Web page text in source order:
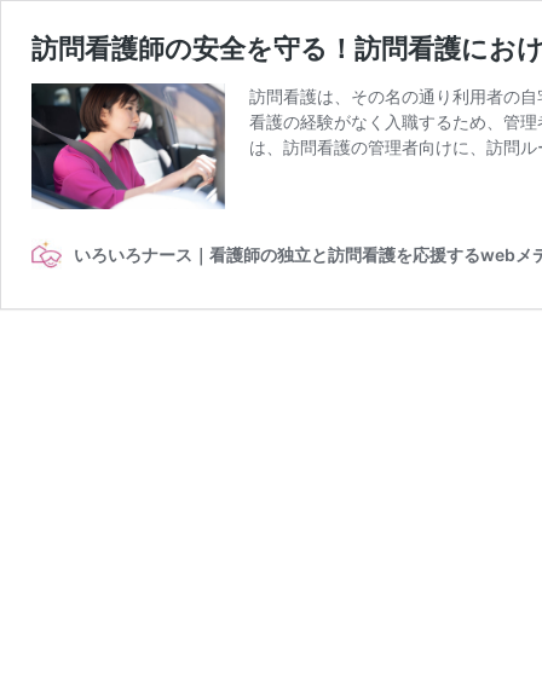
訪問看護師の安全を守る！訪問看護にお
訪問看護は、その名の通り利用者の
看護の経験がなく入職するため、管
は、訪問看護の管理者向けに、訪問
いろいろナース｜看護師の独立と訪問看護を応援するwebメ